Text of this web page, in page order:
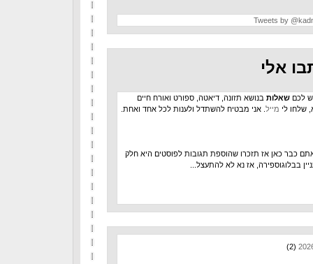
Tweets by
אלי
לכם שאלות בנושא תזונה, דיאטה, ספורט ואורח חיים
שלחו לי מייל . אני מבטיח להשתדל ולענות לכל אחד ואחת.
כבר כאן אז תזכרו שהוספת תגובות לפוסטים היא חלק
בבלוגוספירה, אז נא לא להתעצל...
(2)